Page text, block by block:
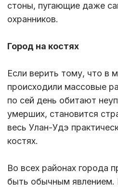
стоны, пугающие даже
охранников.
Город на костях
Если верить тому, что в
происходили массовые
по сей день обитают
умерших, становится
весь Улан-Удэ
костях.
Во всех районах города
быть обычным явлением.